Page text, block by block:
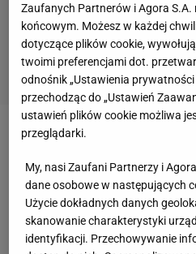
Podobnie sytuacja wygląda
klasyfikacji.Michael
liczą się w walce o tytuł i
narzekają na formę bolidów.
Zaufanych Partnerów i Agora S.A.
końcowym. Możesz w każdej
dotyczące plików cookie,
twoimi preferencjami dot.
odnośnik „Ustawienia
przechodząc do „Ustawień
ustawień plików cookie możliwa
przeglądarki.
My, nasi Zaufani Partnerzy i
dane osobowe w następujących
Użycie dokładnych danych
skanowanie charakterystyki
identyfikacji. Przechowywanie